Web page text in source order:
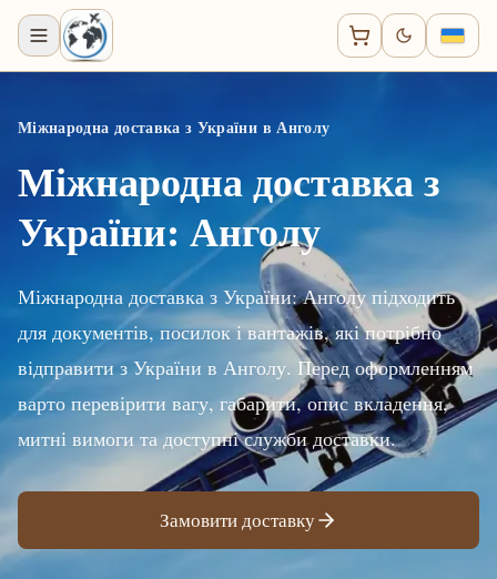
Міжнародна доставка з України в Анголу
Міжнародна доставка з
України: Анголу
Міжнародна доставка з України: Анголу підходить
для документів, посилок і вантажів, які потрібно
відправити з України в Анголу. Перед оформленням
варто перевірити вагу, габарити, опис вкладення,
митні вимоги та доступні служби доставки.
Замовити доставку